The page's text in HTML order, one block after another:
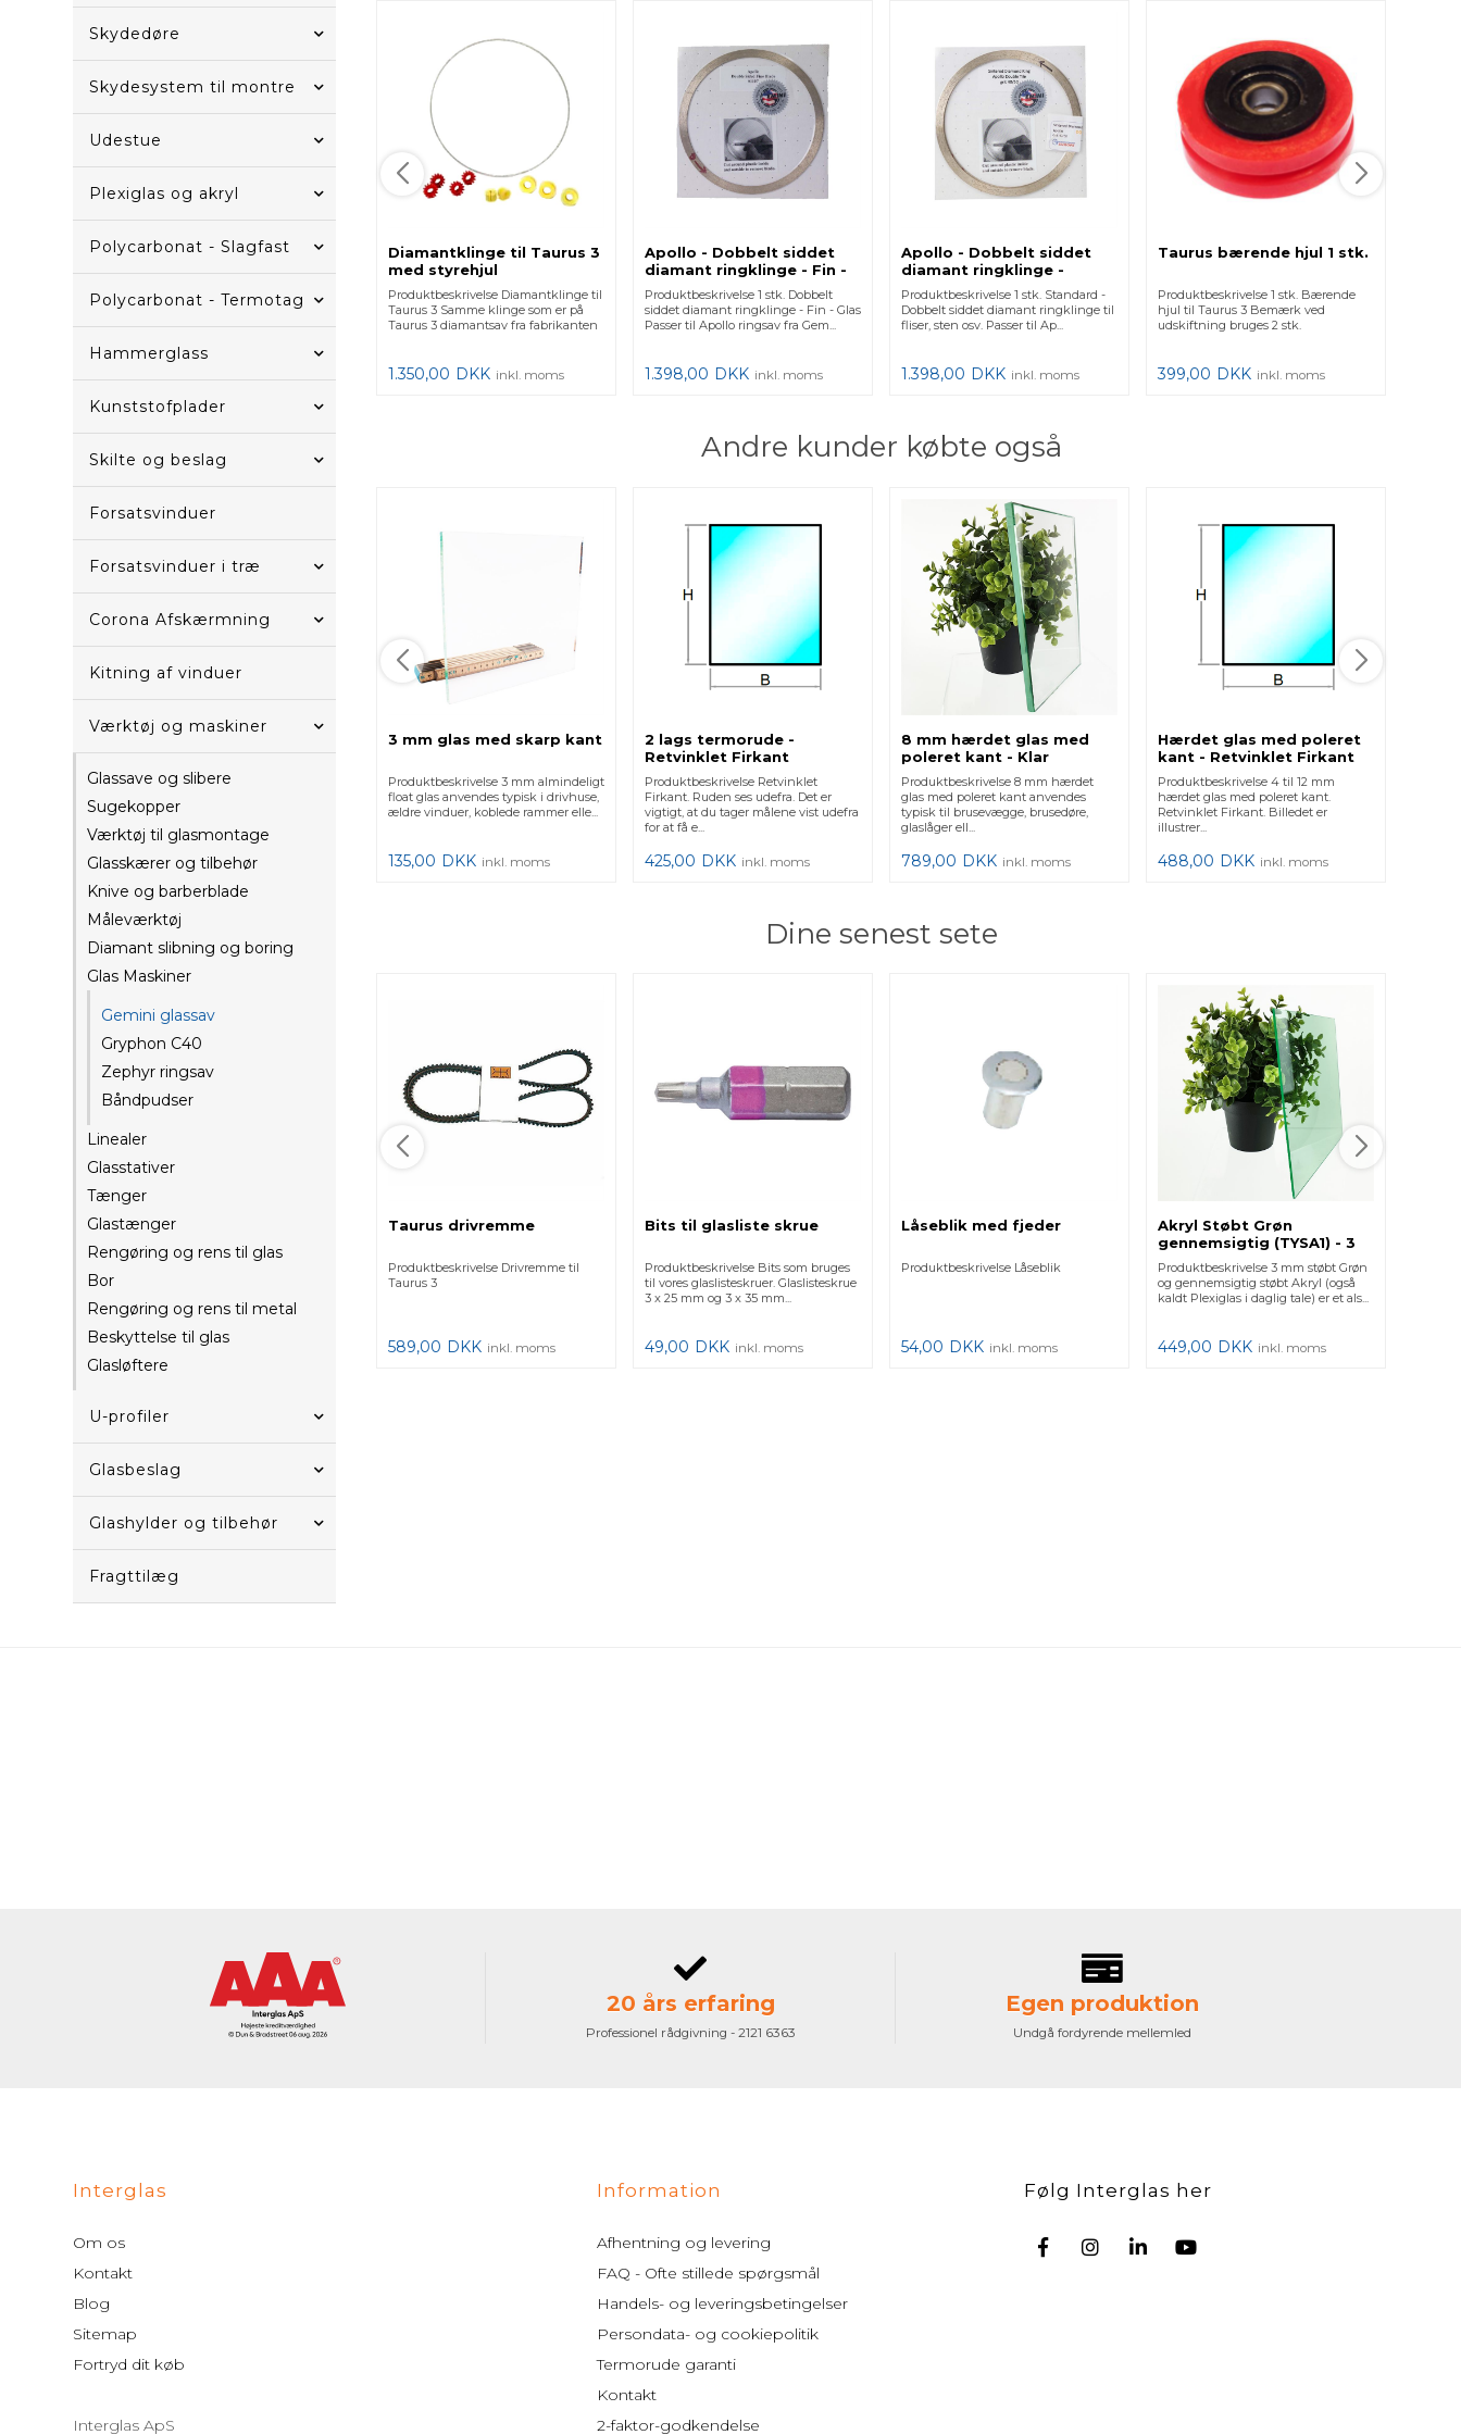
Skydedøre
Skydesystem til montre
Udestue
Plexiglas og akryl
Polycarbonat - Slagfast
Polycarbonat - Termotag
Hammerglass
Kunststofplader
Skilte og beslag
Forsatsvinduer
Forsatsvinduer i træ
Corona Afskærmning
Kitning af vinduer
Værktøj og maskiner
Glassave og slibere
Sugekopper
Værktøj til glasmontage
Glasskærer og tilbehør
Knive og barberblade
Måleværktøj
Diamant slibning og boring
Glas Maskiner
Gemini glassav
Gryphon C40
Zephyr ringsav
Båndpudser
Linealer
Glasstativer
Tænger
Glastænger
Rengøring og rens til glas
Bor
Rengøring og rens til metal
Beskyttelse til glas
Glasløftere
U-profiler
Glasbeslag
Glashylder og tilbehør
Fragttilæg
Diamantklinge til Taurus 3
med styrehjul
Produktbeskrivelse Diamantklinge til
Taurus 3 Samme klinge som er på
Taurus 3 diamantsav fra fabrikanten
1.350,00 DKK inkl. moms
Apollo - Dobbelt siddet
diamant ringklinge - Fin -
Glas
Produktbeskrivelse 1 stk. Dobbelt
siddet diamant ringklinge - Fin - Glas
Passer til Apollo ringsav fra Gem...
1.398,00 DKK inkl. moms
Apollo - Dobbelt siddet
diamant ringklinge -
Standard - Fliser
Produktbeskrivelse 1 stk. Standard -
Dobbelt siddet diamant ringklinge til
fliser, sten osv. Passer til Ap...
1.398,00 DKK inkl. moms
Taurus bærende hjul 1 stk.
Produktbeskrivelse 1 stk. Bærende
hjul til Taurus 3 Bemærk ved
udskiftning bruges 2 stk.
399,00 DKK inkl. moms
Andre kunder købte også
3 mm glas med skarp kant
Produktbeskrivelse 3 mm almindeligt
float glas anvendes typisk i drivhuse,
ældre vinduer, koblede rammer elle...
135,00 DKK inkl. moms
2 lags termorude -
Retvinklet Firkant
Produktbeskrivelse Retvinklet
Firkant. Ruden ses udefra. Det er
vigtigt, at du tager målene vist udefra
for at få e...
425,00 DKK inkl. moms
8 mm hærdet glas med
poleret kant - Klar
Produktbeskrivelse 8 mm hærdet
glas med poleret kant anvendes
typisk til brusevægge, brusedøre,
glaslåger ell...
789,00 DKK inkl. moms
Hærdet glas med poleret
kant - Retvinklet Firkant
Produktbeskrivelse 4 til 12 mm
hærdet glas med poleret kant.
Retvinklet Firkant. Billedet er
illustrer...
488,00 DKK inkl. moms
Dine senest sete
Taurus drivremme
Produktbeskrivelse Drivremme til
Taurus 3
589,00 DKK inkl. moms
Bits til glasliste skrue
Produktbeskrivelse Bits som bruges
til vores glaslisteskruer. Glaslisteskrue
3 x 25 mm og 3 x 35 mm...
49,00 DKK inkl. moms
Låseblik med fjeder
Produktbeskrivelse Låseblik
54,00 DKK inkl. moms
Akryl Støbt Grøn
gennemsigtig (TYSA1) - 3
mm
Produktbeskrivelse 3 mm støbt Grøn
og gennemsigtig støbt Akryl (også
kaldt Plexiglas i daglig tale) er et als...
449,00 DKK inkl. moms
20 års erfaring
Professionel rådgivning - 2121 6363
Egen produktion
Undgå fordyrende mellemled
Interglas
Om os
Kontakt
Blog
Sitemap
Fortryd dit køb
Interglas ApS
Information
Afhentning og levering
FAQ - Ofte stillede spørgsmål
Handels- og leveringsbetingelser
Persondata- og cookiepolitik
Termorude garanti
Kontakt
2-faktor-godkendelse
Følg Interglas her